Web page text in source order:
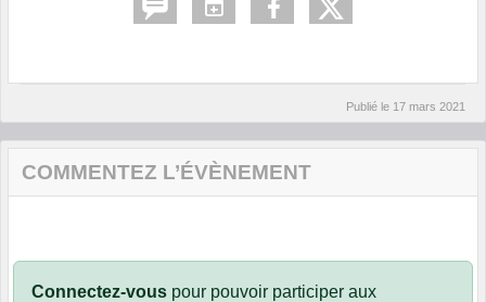
Publié le 17 mars 2021
COMMENTEZ L’ÉVÈNEMENT
Connectez-vous pour pouvoir participer aux